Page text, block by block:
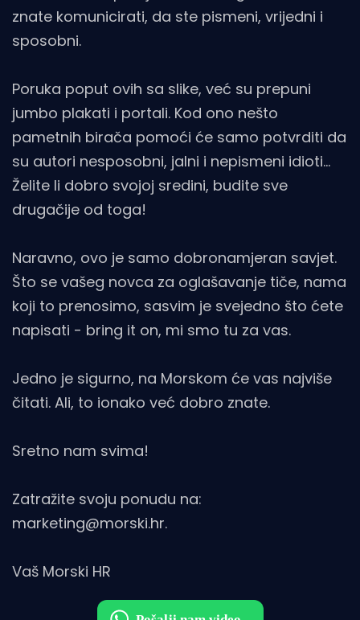
znate komunicirati, da ste pismeni, vrijedni i
sposobni.
Poruka poput ovih sa slike, već su prepuni
jumbo plakati i portali. Kod ono nešto
pametnih birača pomoći će samo potvrditi da
su autori nesposobni, jalni i nepismeni idioti...
Želite li dobro svojoj sredini, budite sve
drugačije od toga!
Naravno, ovo je samo dobronamjeran savjet.
Što se vašeg novca za oglašavanje tiče, nama
koji to prenosimo, sasvim je svejedno što ćete
napisati - bring it on, mi smo tu za vas.
Jedno je sigurno, na Morskom će vas najviše
čitati. Ali, to ionako već dobro znate.
Sretno nam svima!
Zatražite svoju ponudu na:
marketing@morski.hr.
Vaš Morski HR